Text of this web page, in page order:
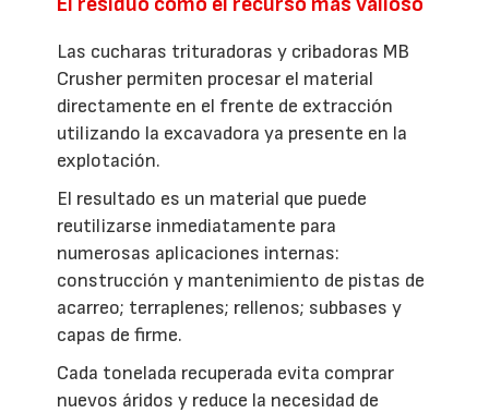
Las cucharas trituradoras y cribadoras MB
Crusher permiten procesar el material
directamente en el frente de extracción
utilizando la excavadora ya presente en la
explotación.
El resultado es un material que puede
reutilizarse inmediatamente para
numerosas aplicaciones internas:
construcción y mantenimiento de pistas de
acarreo; terraplenes; rellenos; subbases y
capas de firme.
Cada tonelada recuperada evita comprar
nuevos áridos y reduce la necesidad de